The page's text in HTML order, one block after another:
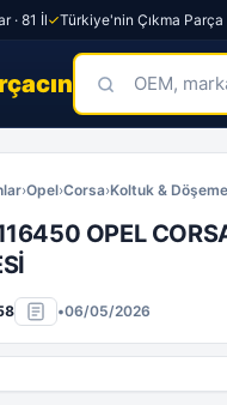
· 81 İl Türkiye'nin Çıkma Parça
›Opel›Corsa›Koltuk & Döşeme
OPEL
•06/05/2026